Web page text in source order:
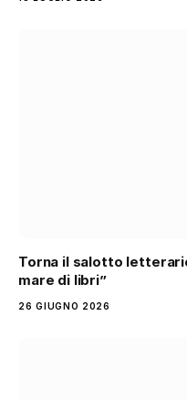
Torna il salotto
mare di libri”
26 GIUGNO 2026